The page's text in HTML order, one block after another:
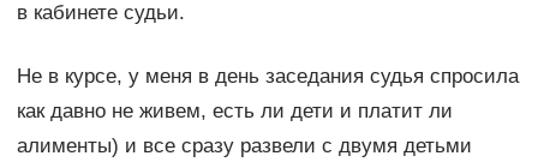
в кабинете судьи.
Не в курсе, у меня в день заседания судья спросила
как давно не живем, есть ли дети и платит ли
алименты) и все сразу развели с двумя детьми